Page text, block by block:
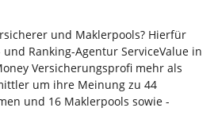
und Maklerpools? Hierfür
Ranking-Agentur ServiceValue in
Versicherungsprofi mehr als
um ihre Meinung zu 44
und 16 Maklerpools sowie -